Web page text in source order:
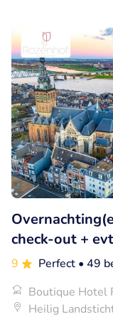
check-out +
9 Perfect • 49
Boutique Hotel
Heilig